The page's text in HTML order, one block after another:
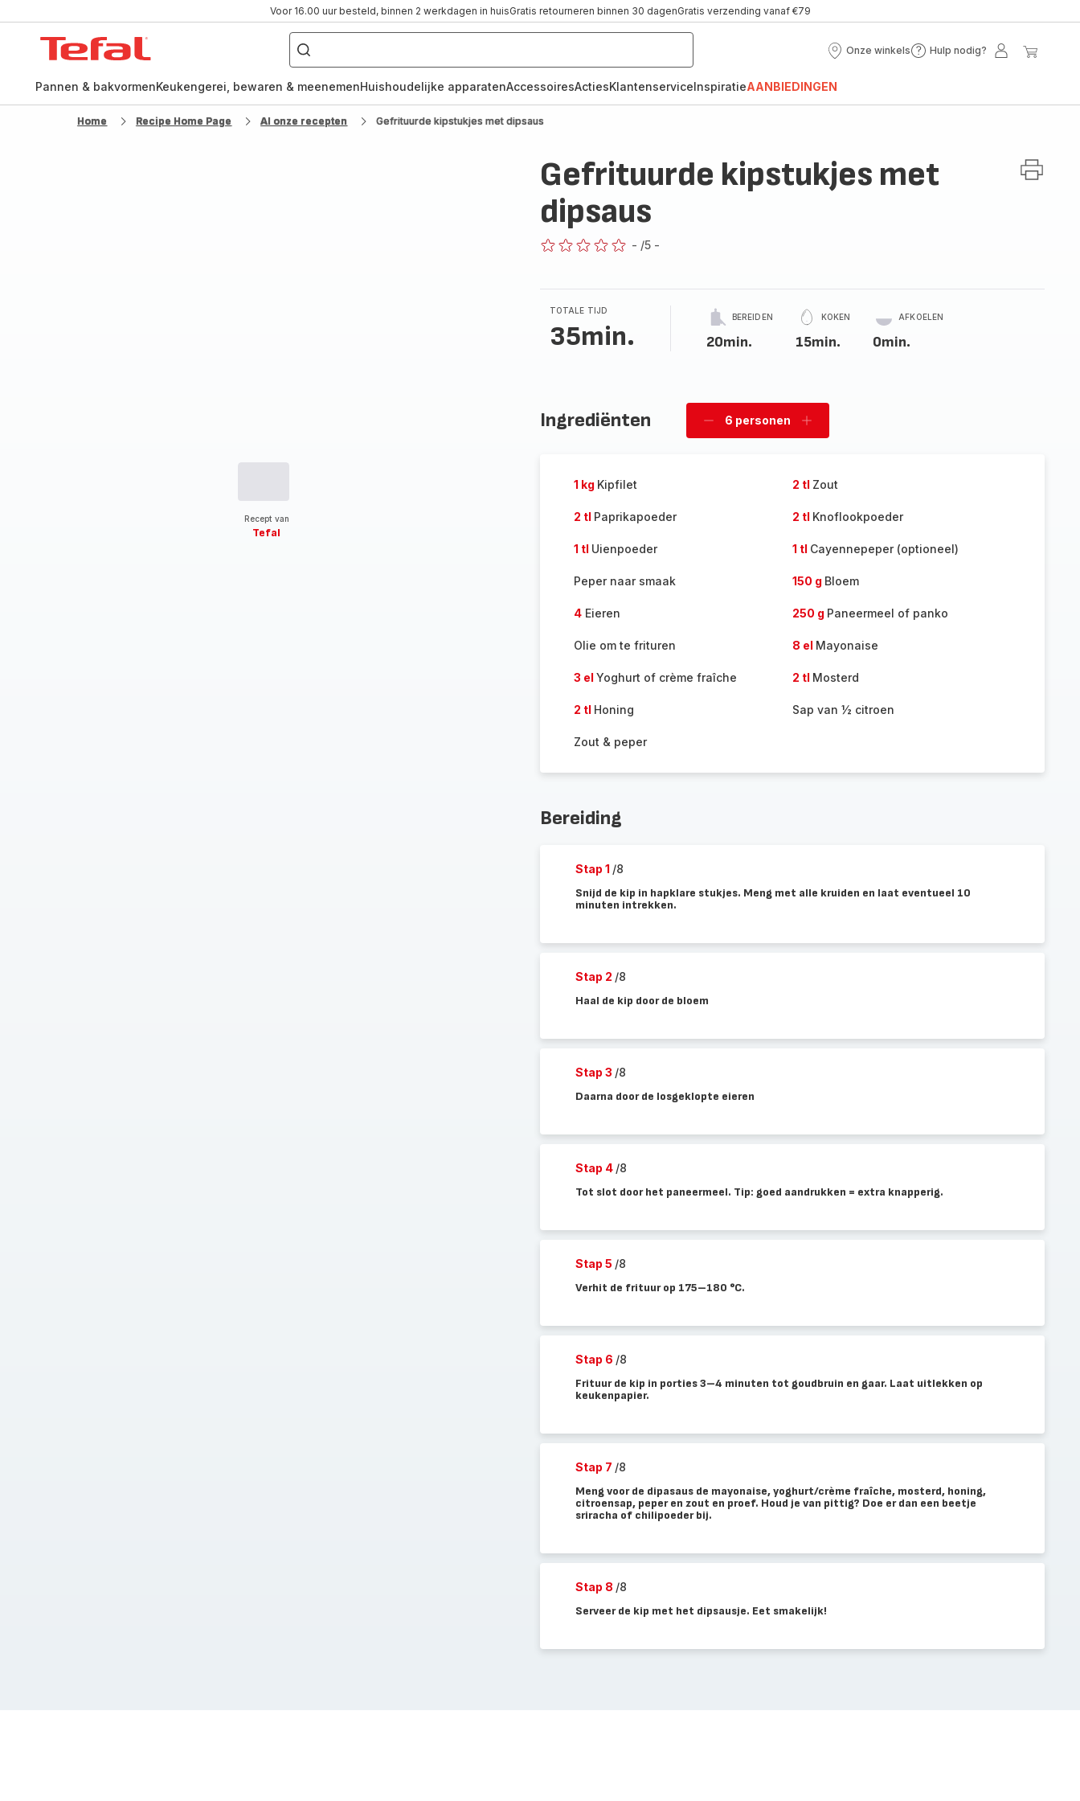
Voor 16.00 uur besteld, binnen 2 werkdagen in huisGratis retourneren binnen 30 dagenGratis verzending vanaf €79
Waar
ben
naar
Onze winkels
Onze
Hulp nodig?
Hulp
Mijn
Pannen & bakvormenKeukengerei, bewaren & meenemenHuishoudelijke apparatenAccessoiresActiesKlantenserviceInspiratieAANBIEDINGEN
Home Recipe Home Page Al onze recepten Gefrituurde kipstukjes met dipsaus
Recept van
Tefal
Gefrituurde kipstukjes met
dipsaus
- /5 -
TOTALE TIJD
35min.
BEREIDEN
20min.
KOKEN
15min.
AFKOELEN
0min.
Ingrediënten
Verwijder
6 personen
Voeg
1 kg Kipfilet 2 tl Zout
2 tl Paprikapoeder 2 tl Knoflookpoeder
1 tl Uienpoeder 1 tl Cayennepeper (optioneel)
Peper naar smaak 150 g Bloem
4Eieren 250 g Paneermeel of panko
Olie om te frituren 8 el Mayonaise
3 el Yoghurt of crème fraîche 2 tl Mosterd
2 tl Honing Sap van ½ citroen
Zout & peper
Bereiding
Stap 1 /8
Snijd de kip in hapklare stukjes. Meng met alle kruiden en laat eventueel 10
minuten intrekken.
Stap 2 /8
Haal de kip door de bloem
Stap 3 /8
Daarna door de losgeklopte eieren
Stap 4 /8
Tot slot door het paneermeel. Tip: goed aandrukken = extra knapperig.
Stap 5 /8
Verhit de frituur op 175–180 °C.
Stap 6 /8
Frituur de kip in porties 3–4 minuten tot goudbruin en gaar. Laat uitlekken op
keukenpapier.
Stap 7 /8
Meng voor de dipasaus de mayonaise, yoghurt/crème fraîche, mosterd, honing,
citroensap, peper en zout en proef. Houd je van pittig? Doe er dan een beetje
sriracha of chilipoeder bij.
Stap 8 /8
Serveer de kip met het dipsausje. Eet smakelijk!